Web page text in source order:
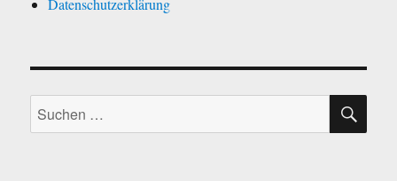
Datenschutzerklärung
Suche
nach: